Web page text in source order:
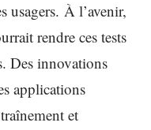
usagers. À l’avenir,
rendre ces tests
Des innovations
applications
et